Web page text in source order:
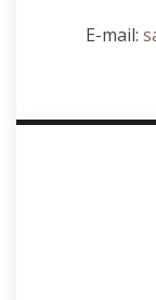
E-mail: